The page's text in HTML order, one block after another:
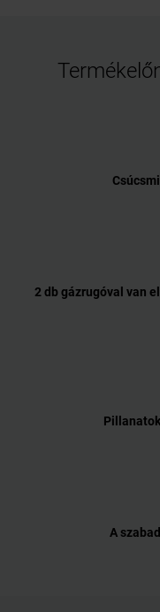
2 db gázrugóval van
A